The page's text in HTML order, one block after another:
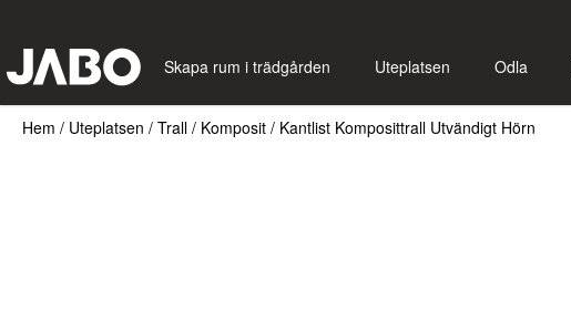
Skapa rum i trädgården Uteplatsen Odla
Hem / Uteplatsen / Trall / Komposit / Kantlist Komposittrall Utvändigt Hörn